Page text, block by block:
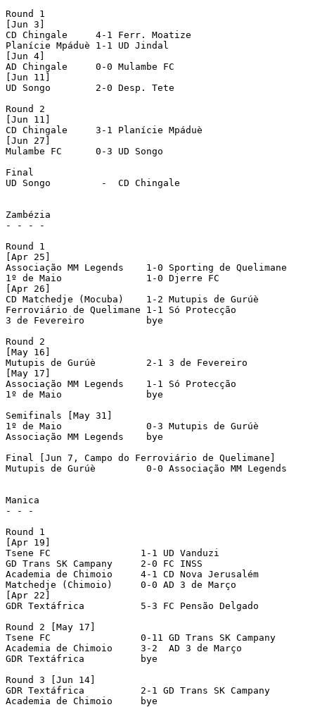
Round 1
[Jun 3]
CD Chingale	4-1 Ferr. Moatize
Planície Mpáduè	1-1 UD Jindal				[4-3 pen]
[Jun 4]
AD Chingale     0-0 Mulambe FC				[2-3 pen]
[Jun 11]
UD Songo	2-0 Desp. Tete
Round 2
[Jun 11]
CD Chingale	3-1 Planície Mpáduè
[Jun 27]
Mulambe FC	0-3 UD Songo
Final
UD Songo	 -  CD Chingale
Zambézia
- - - -
Round 1
[Apr 25]
Associação MM Legends	 1-0 Sporting de Quelimane
1º de Maio	         1-0 Djerre FC
[Apr 26]
CD Matchedje (Mocuba)    1-2 Mutupis de Gurúè
Ferroviário de Quelimane 1-1 Só Protecção	  	[3-5 pen]
3 de Fevereiro		 bye
Round 2
[May 16]
Mutupis de Gurúè	 2-1 3 de Fevereiro
[May 17]
Associação MM Legends	 1-1 Só Protecção	  	[3-1 pen]
1º de Maio	         bye
Semifinals [May 31]
1º de Maio	         0-3 Mutupis de Gurúè
Associação MM Legends	 bye
Final [Jun 7, Campo do Ferroviário de Quelimane]
Mutupis de Gurúè	 0-0 Associação MM Legends	[aet; 3-1 pen]
Manica
- - -
Round 1
[Apr 19]
Tsene FC		1-1 UD Vanduzi			[5-3 pen]
GD Trans SK Campany	2-0 FC INSS
Academia de Chimoio	4-1 CD Nova Jerusalém
Matchedje (Chimoio)	0-0 AD 3 de Março		[3-4 pen]
[Apr 22]
GDR Textáfrica 		5-3 FC Pensão Delgado
Round 2 [May 17]
Tsene FC		0-11 GD Trans SK Campany
Academia de Chimoio	3-2  AD 3 de Março
GDR Textáfrica 		bye
Round 3 [Jun 14]
GDR Textáfrica 		2-1 GD Trans SK Campany
Academia de Chimoio	bye